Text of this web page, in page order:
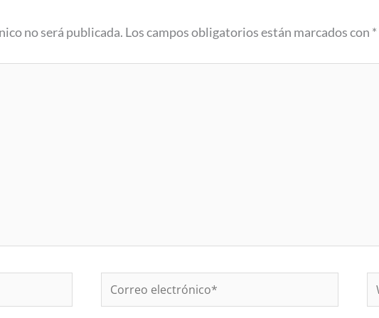
no será publicada. Los campos obligatorios están marcados con *
Correo
electrónico*